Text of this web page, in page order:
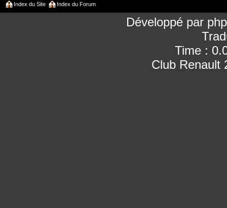
Index du Site Index du Forum
Développé par
Time :
Club Renault